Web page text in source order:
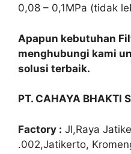
0,08 – 0,1MPa (tidak
Apapun kebutuhan
menghubungi kami
solusi terbaik.
PT. CAHAYA BHAKTI
Factory : Jl,Raya
.002,Jatikerto,